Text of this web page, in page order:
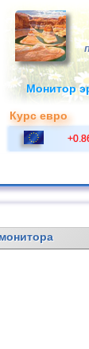
Монитор
Курс евро